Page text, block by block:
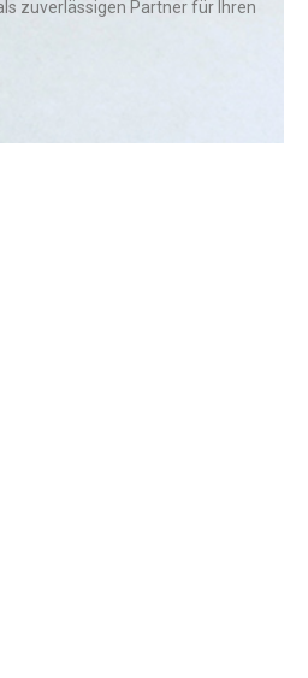
zuverlässigen Partner für Ihren